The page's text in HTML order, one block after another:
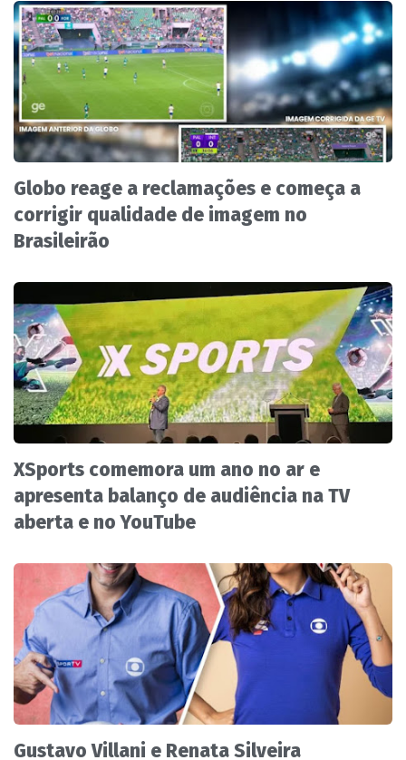
Globo reage a reclamações e começa a
corrigir qualidade de imagem no
Brasileirão
XSports comemora um ano no ar e
apresenta balanço de audiência na TV
aberta e no YouTube
Gustavo Villani e Renata Silveira